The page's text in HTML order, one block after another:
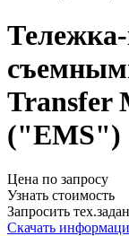
Transfer
("EMS")
Цена по запросу
Узнать стоимость
Запросить
Скачать